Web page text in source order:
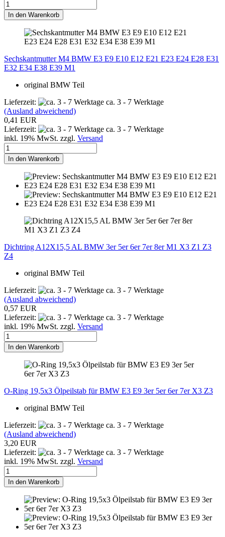
In den Warenkorb
Sechskantmutter M4 BMW E3 E9 E10 E12 E21 E23 E24 E28 E31
E32 E34 E38 E39 M1
original BMW Teil
Lieferzeit:
ca. 3 - 7 Werktage
(Ausland abweichend)
0,41 EUR
Lieferzeit:
ca. 3 - 7 Werktage
inkl. 19% MwSt. zzgl. Versand
In den Warenkorb
Dichtring A12X15,5 AL BMW 3er 5er 6er 7er 8er M1 X3 Z1 Z3
Z4
original BMW Teil
Lieferzeit:
ca. 3 - 7 Werktage
(Ausland abweichend)
0,57 EUR
Lieferzeit:
ca. 3 - 7 Werktage
inkl. 19% MwSt. zzgl. Versand
In den Warenkorb
O-Ring 19,5x3 Ölpeilstab für BMW E3 E9 3er 5er 6er 7er X3 Z3
original BMW Teil
Lieferzeit:
ca. 3 - 7 Werktage
(Ausland abweichend)
3,20 EUR
Lieferzeit:
ca. 3 - 7 Werktage
inkl. 19% MwSt. zzgl. Versand
In den Warenkorb